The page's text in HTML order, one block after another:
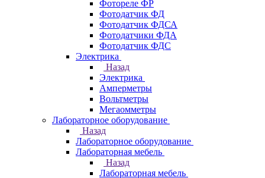
Фотореле ФР
Фотодатчик ФД
Фотодатчик ФДСА
Фотодатчики ФДА
Фотодатчик ФДС
Электрика
Назад
Электрика
Амперметры
Вольтметры
Мегаомметры
Лабораторное оборудование
Назад
Лабораторное оборудование
Лабораторная мебель
Назад
Лабораторная мебель